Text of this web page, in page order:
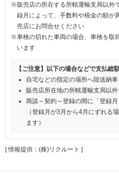
※販売店の所在する所轄運輸支局以外
録月によって、手数料や税金の額が
売店にお問合せください
※車検の切れた車両の場合、車検を取
います
【ご注意】以下の場合などで支払総
自宅などの指定の場所へ陸送納
販売店所在地の所轄運輸支局以
商談～契約～登録の間に「登録
（登録月が3月から4月にずれる
ます）
[ 情報提供：(株)リクルート ]